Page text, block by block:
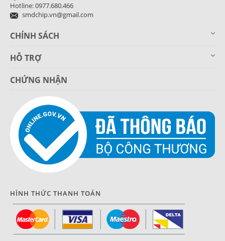
Hotline: 0977.680.466
smdchip.vn@gmail.com
CHÍNH SÁCH
HỖ TRỢ
CHỨNG NHẬN
HÌNH THỨC THANH TOÁN